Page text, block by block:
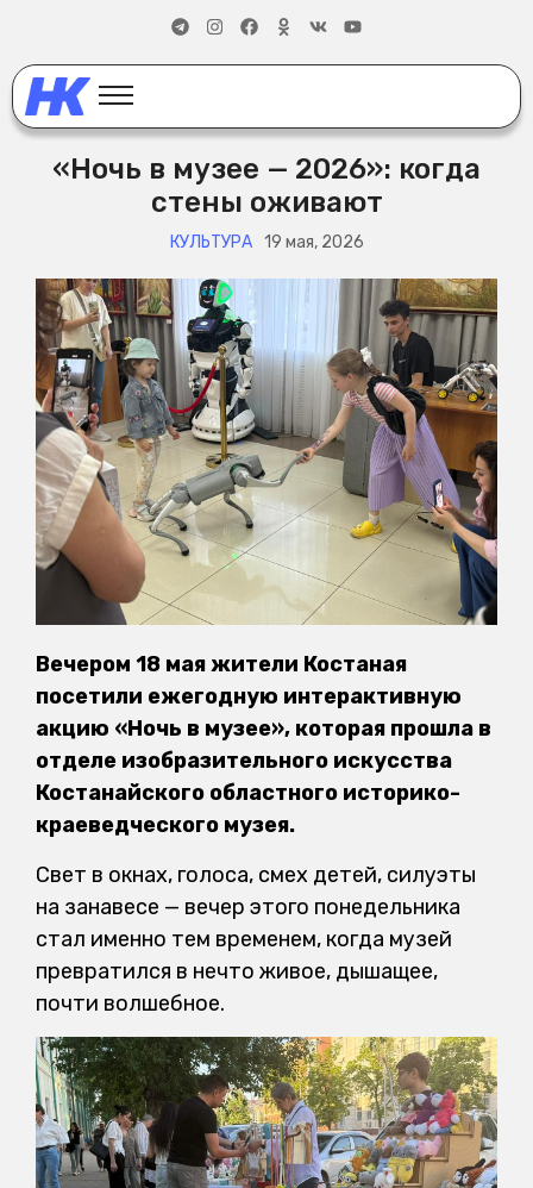
«Ночь в музее — 2026»: когда
стены оживают
КУЛЬТУРА 19 мая, 2026
Вечером 18 мая жители Костаная
посетили ежегодную интерактивную
акцию «Ночь в музее», которая прошла в
отделе изобразительного искусства
Костанайского областного историко-
краеведческого музея.
Свет в окнах, голоса, смех детей, силуэты
на занавесе — вечер этого понедельника
стал именно тем временем, когда музей
превратился в нечто живое, дышащее,
почти волшебное.